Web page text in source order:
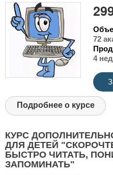
72
4
Подробнее о курсе
КУРС
ДЛЯ ДЕТЕЙ
БЫСТРО ЧИТАТЬ,
ЗАПОМИНАТЬ"